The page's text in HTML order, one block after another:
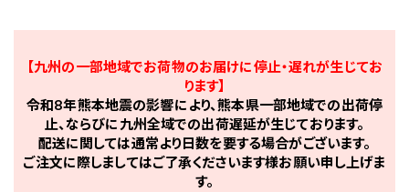
【九州の一部地域でお荷物のお届けに停止・遅れが生じてお
ります】
令和8年熊本地震の影響により、熊本県一部地域での出荷停
止、ならびに九州全域での出荷遅延が生じております。
配送に関しては通常より日数を要する場合がございます。
ご注文に際しましてはご了承くださいます様お願い申し上げま
す。